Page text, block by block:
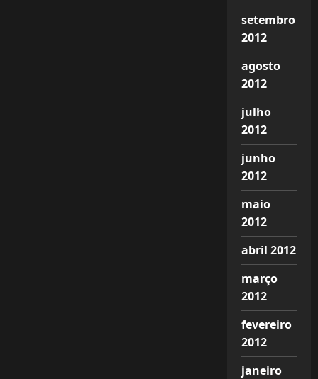
setembro
2012
agosto
2012
julho
2012
junho
2012
maio
2012
abril 2012
março
2012
fevereiro
2012
janeiro